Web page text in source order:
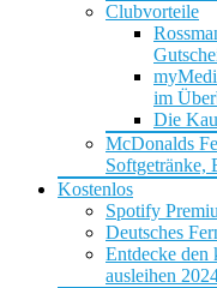
Clubvorteile
im
Die
McDonalds
Softgetränke,
Kostenlos
Spotify
Deutsches
Entdecke den
ausleihen